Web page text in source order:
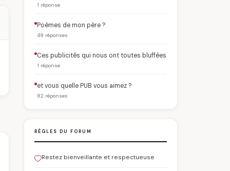
1 réponse
Poèmes de mon père ?
49 réponses
Ces publicités qui nous ont toutes bluffées
1 réponse
et vous quelle PUB vous aimez ?
82 réponses
RÈGLES DU FORUM
Restez bienveillante et respectueuse